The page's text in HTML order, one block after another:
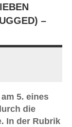
–
5. eines
die
In der Rubrik